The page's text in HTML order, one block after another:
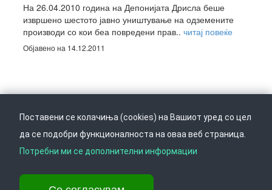
На 26.04.2010 година на Депонијата Дрисла беше
извршено шестото јавно уништување на одземените
производи со кои беа повредени прав.. читај повеќе
Објавено на 14.12.2011
Врати се горе Следете не на
Поставени се колачиња (cookies) на Вашиот уред со цел
да се подобри функционалноста на оваа веб страница.
Потребни ми се дополнителни информации